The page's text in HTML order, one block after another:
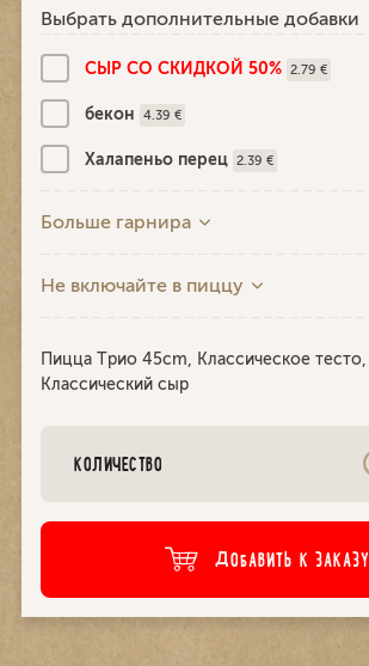
Выбрать дополнительные добавки
СЫР СО СКИДКОЙ 50% 2.79 €
бекон 4.39 €
Халапеньо перец 2.39 €
Больше гарнира
Не включайте в пиццу
Пицца Трио 45cm, Классическое тесто,
Классический сыр
КОЛИЧЕСТВО
ДОБАВИТЬ К ЗАКАЗУ